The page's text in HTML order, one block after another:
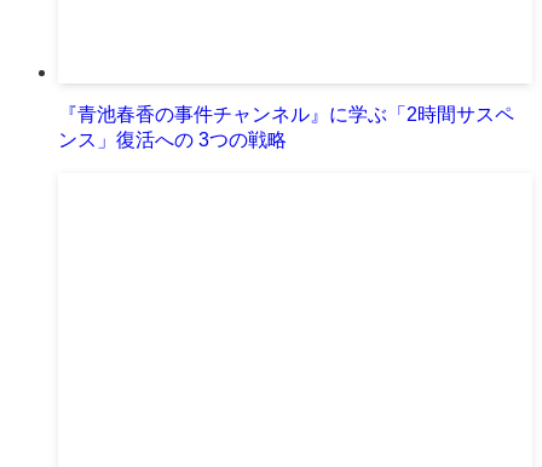
『青池春香の事件チャンネル』に学ぶ「2時間サスペ
ンス」復活への 3つの戦略